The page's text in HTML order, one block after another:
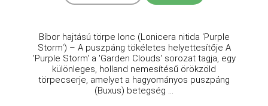
Bíbor hajtású törpe lonc (Lonicera nitida 'Purple
Storm') – A puszpáng tökéletes helyettesítője A
'Purple Storm' a 'Garden Clouds' sorozat tagja, egy
különleges, holland nemesítésű örökzöld
törpecserje, amelyet a hagyományos puszpáng
(Buxus) betegség ...